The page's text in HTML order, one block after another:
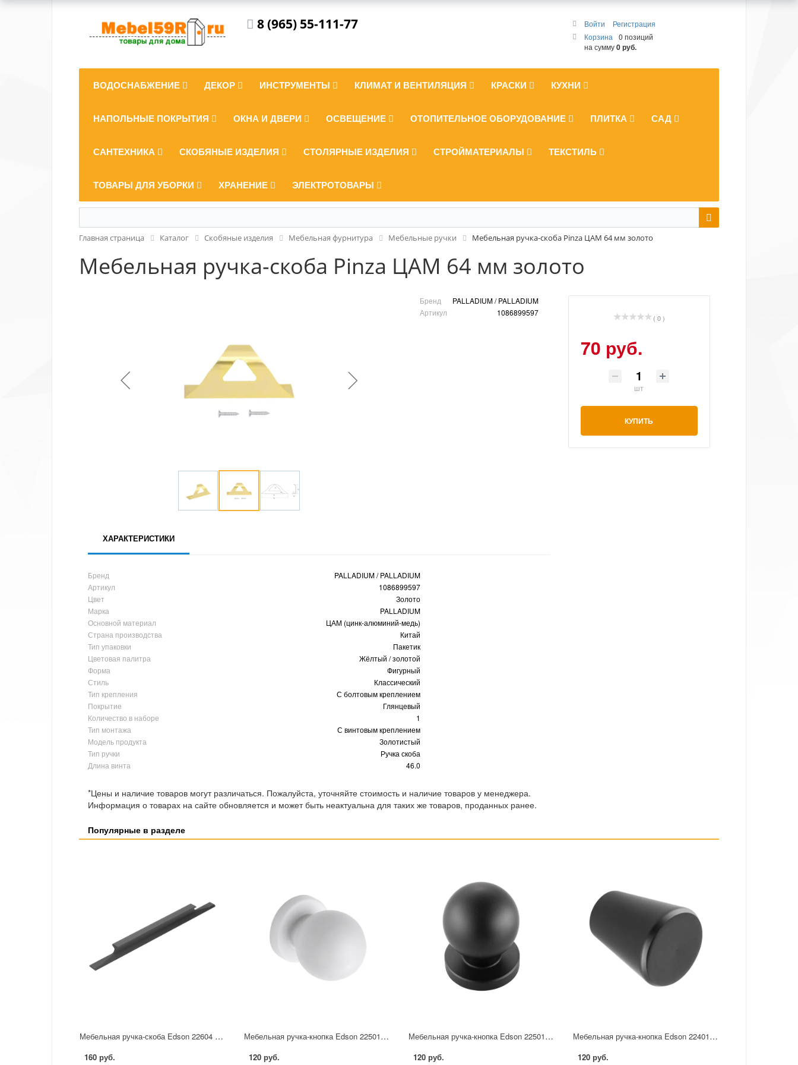
8 (965) 55-111-77 Войти
Регистрация
Корзина
0 позиций
на сумму0 руб.
ВОДОСНАБЖЕНИЕ ДЕКОР ИНСТРУМЕНТЫ КЛИМАТ И ВЕНТИЛЯЦИЯ КРАСКИ КУХНИ
НАПОЛЬНЫЕ ПОКРЫТИЯ ОКНА И ДВЕРИ ОСВЕЩЕНИЕ ОТОПИТЕЛЬНОЕ ОБОРУДОВАНИЕ ПЛИТКА САД
САНТЕХНИКА СКОБЯНЫЕ ИЗДЕЛИЯ СТОЛЯРНЫЕ ИЗДЕЛИЯ СТРОЙМАТЕРИАЛЫ ТЕКСТИЛЬ
ТОВАРЫ ДЛЯ УБОРКИ ХРАНЕНИЕ ЭЛЕКТРОТОВАРЫ
Главная страница Каталог Скобяные изделия Мебельная фурнитура Мебельные ручки Мебельная ручка-скоба Pinza ЦАМ 64 мм золото
Мебельная ручка-скоба Pinza ЦАМ 64 мм золото
Бренд
PALLADIUM / PALLADIUM
Артикул
1086899597
( 0 )
70 руб.
шт
КУПИТЬ
ХАРАКТЕРИСТИКИ
Бренд
PALLADIUM / PALLADIUM
Артикул
1086899597
Цвет
Золото
Марка
PALLADIUM
Основной материал
ЦАМ (цинк-алюминий-медь)
Страна производства
Китай
Тип упаковки
Пакетик
Цветовая палитра
Жёлтый / золотой
Форма
Фигурный
Стиль
Классический
Тип крепления
С болтовым креплением
Покрытие
Глянцевый
Количество в наборе
1
Тип монтажа
С винтовым креплением
Модель продукта
Золотистый
Тип ручки
Ручка скоба
Длина винта
46.0
*Цены и наличие товаров могут различаться. Пожалуйста, уточняйте стоимость и наличие товаров у менеджера.
Информация о товарах на сайте обновляется и может быть неактуальна для таких же товаров, проданных ранее.
Популярные в разделе
Мебельная ручка-скоба Edson 22604 96 мм черная
160 руб.
Мебельная ручка-кнопка Edson 22501 25 мм белая
120 руб.
Мебельная ручка-кнопка Edson 22501 25 мм черная
120 руб.
Мебельная ручка-кнопка Edson 22401 черная
120 руб.